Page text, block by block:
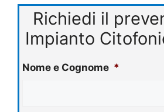
Richiedi il
Impianto
Nome e Cognome *